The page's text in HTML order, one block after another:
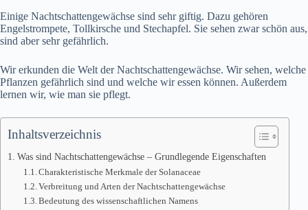
Einige Nachtschattengewächse sind sehr giftig. Dazu gehören
Engelstrompete, Tollkirsche und Stechapfel. Sie sehen zwar schön aus,
sind aber sehr gefährlich.
Wir erkunden die Welt der Nachtschattengewächse. Wir sehen, welche
Pflanzen gefährlich sind und welche wir essen können. Außerdem
lernen wir, wie man sie pflegt.
Inhaltsverzeichnis
Was sind Nachtschattengewächse – Grundlegende Eigenschaften
Charakteristische Merkmale der Solanaceae
Verbreitung und Arten der Nachtschattengewächse
Bedeutung des wissenschaftlichen Namens